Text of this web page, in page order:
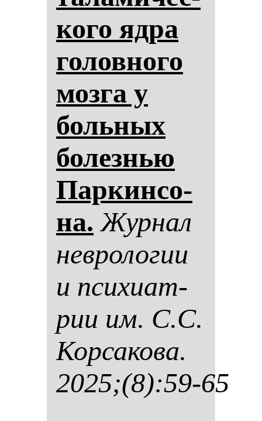
ко­го яд­ра
го­лов­но­го
моз­га у
боль­ных
бо­лез­нью
Пар­кин­со­
на. Жур­нал
нев­ро­ло­гии
и пси­хи­ат­
рии им. С.С.
Кор­са­ко­ва.
2025;(8):59-65